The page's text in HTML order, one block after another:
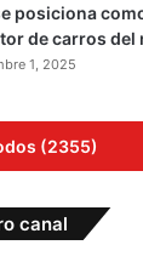
posiciona
de carros del
1, 2025
(2355)
canal